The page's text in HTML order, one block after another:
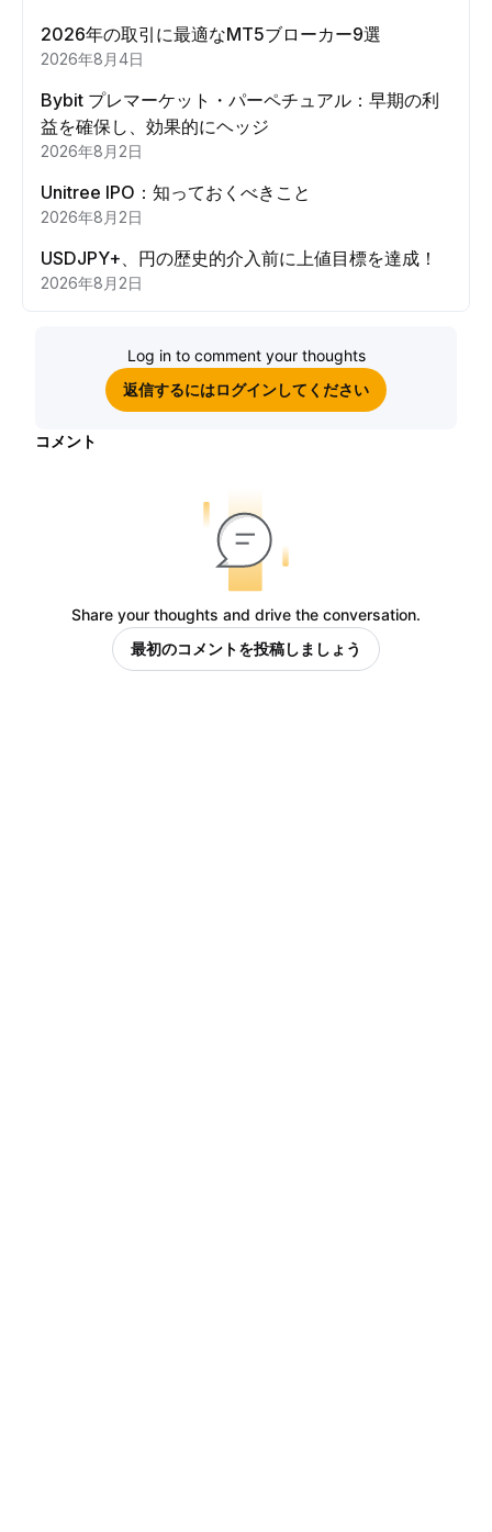
2026年の取引に最適なMT5ブローカー9選
2026年8月4日
Bybit プレマーケット・パーペチュアル：早期の利
益を確保し、効果的にヘッジ
2026年8月2日
Unitree IPO：知っておくべきこと
2026年8月2日
USDJPY+、円の歴史的介入前に上値目標を達成！
2026年8月2日
Log in to comment your thoughts
返信するにはログインしてください
コメント
Share your thoughts and drive the conversation.
最初のコメントを投稿しましょう